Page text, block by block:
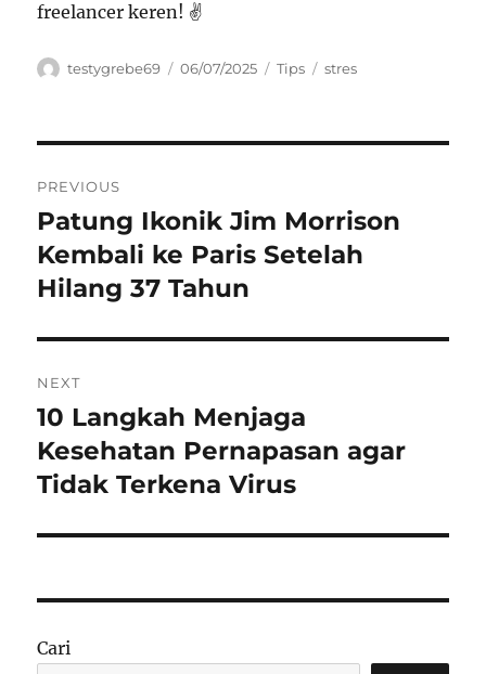
freelancer keren! ✌️
Author
testygrebe69
Posted
06/07/2025 Categories
Tips Tags
stres
pos
PREVIOUS
Previous
post:
Patung Ikonik Jim Morrison
Kembali ke Paris Setelah
Hilang 37 Tahun
NEXT
Next
post:
10 Langkah Menjaga
Kesehatan Pernapasan agar
Tidak Terkena Virus
Cari